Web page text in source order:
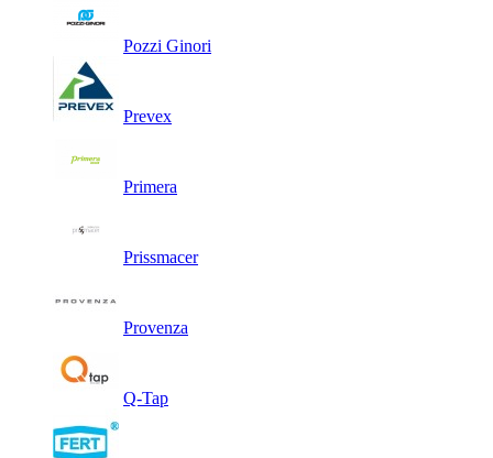
Pozzi Ginori
Prevex
Primera
Prissmacer
Provenza
Q-Tap